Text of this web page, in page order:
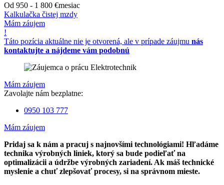
Od 950 - 1 800 €mesiac
Kalkulačka čistej mzdy
Mám záujem
!
Táto pozícia aktuálne nie je otvorená, ale v prípade záujmu nás
kontaktujte a nájdeme vám podobnú
Mám záujem
Zavolajte nám bezplatne:
0950 103 777
Mám záujem
Pridaj sa k nám a pracuj s najnovšími technológiami! Hľadáme
technika výrobných liniek, ktorý sa bude podieľať na
optimalizácii a údržbe výrobných zariadení. Ak máš technické
myslenie a chuť zlepšovať procesy, si na správnom mieste.